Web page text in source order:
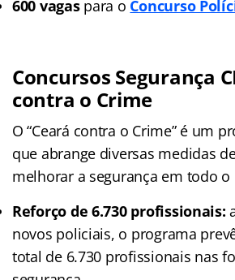
600 vagaspara o Concurso
Concursos Segurança
contra o Crime
O “Ceará contra o Crime” é um
que abrange diversas medidas
melhorar a segurança em todo o
Reforço de 6.730 profissionais:
novos policiais, o programa
total de 6.730 profissionais nas